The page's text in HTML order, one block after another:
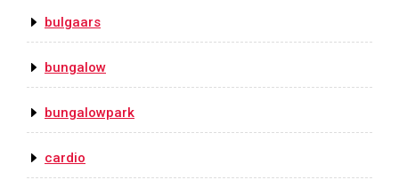
bulgaars
bungalow
bungalowpark
cardio